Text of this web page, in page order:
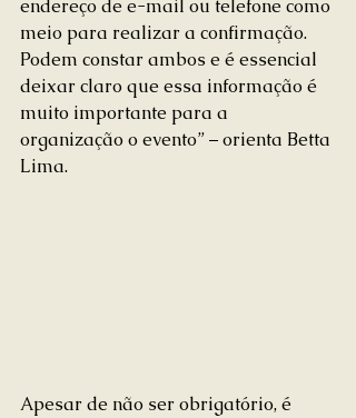
endereço de e-mail ou telefone como
meio para realizar a confirmação.
Podem constar ambos e é essencial
deixar claro que essa informação é
muito importante para a
organização o evento” – orienta Betta
Lima.
Apesar de não ser obrigatório, é